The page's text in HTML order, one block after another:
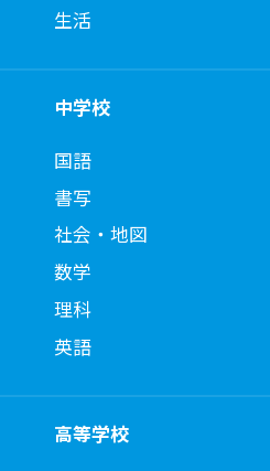
生活
中学校
国語
書写
社会・地図
数学
理科
英語
高等学校